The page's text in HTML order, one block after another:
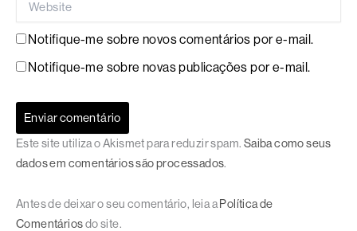
Notifique-me sobre novos comentários por e-mail.
Notifique-me sobre novas publicações por e-mail.
Este site utiliza o Akismet para reduzir spam. Saiba como seus
dados em comentários são processados.
Antes de deixar o seu comentário, leia a Política de
Comentáriosdo site.